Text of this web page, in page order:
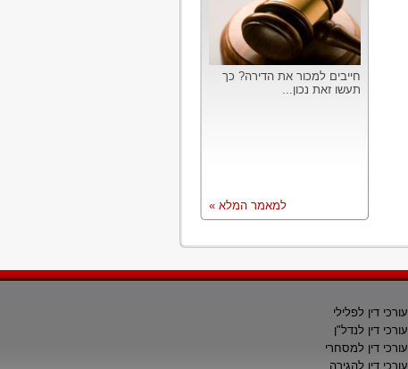
חייבים למכור את הדירה? כך
תעשו זאת נכון...
למאמר המלא »
עורכי דין לפלילי
עורכי דין לנדל"ן
עורכי דין למסחרי
עורכי דין להגירה